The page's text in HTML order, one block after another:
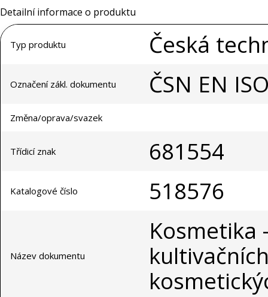
Detailní informace o produktu
Typ produktu Česká
Označení zákl. dokumentu ČSN EN
Změna/oprava/svazek
Třídicí znak 681554
Katalogové číslo 518576
Název dokumentu
Kosmetika